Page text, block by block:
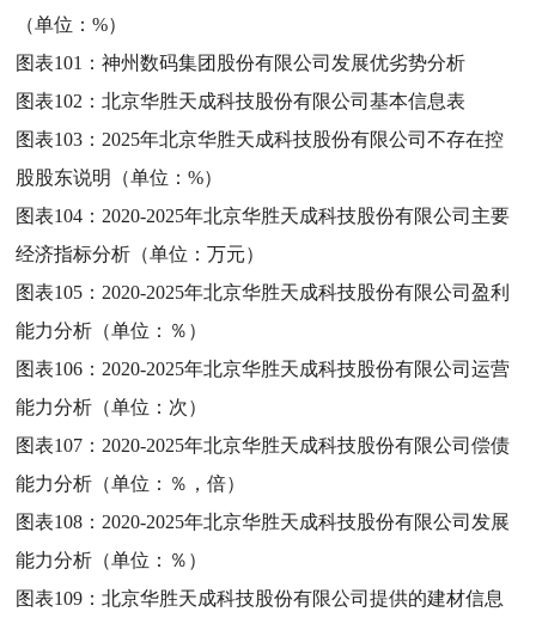
（单位：%）
图表101：神州数码集团股份有限公司发展优劣势分析
图表102：北京华胜天成科技股份有限公司基本信息表
图表103： 2025年北京华胜天成科技股份有限公司不存在控
股股东说明（单位：%）
图表104： 2020-2025年北京华胜天成科技股份有限公司主要
经济指标分析（单位：万元）
图表105： 2020-2025年北京华胜天成科技股份有限公司盈利
能力分析（单位：％）
图表106： 2020-2025年北京华胜天成科技股份有限公司运营
能力分析（单位：次）
图表107： 2020-2025年北京华胜天成科技股份有限公司偿债
能力分析（单位：％，倍）
图表108： 2020-2025年北京华胜天成科技股份有限公司发展
能力分析（单位：％）
图表109：北京华胜天成科技股份有限公司提供的建材信息